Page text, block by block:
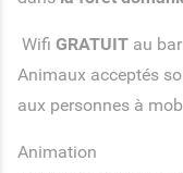
Wifi GRATUIT au
Animaux acceptés
aux personnes à
Animation